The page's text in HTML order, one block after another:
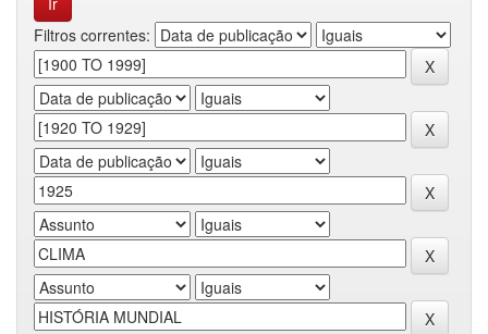
Filtros correntes: